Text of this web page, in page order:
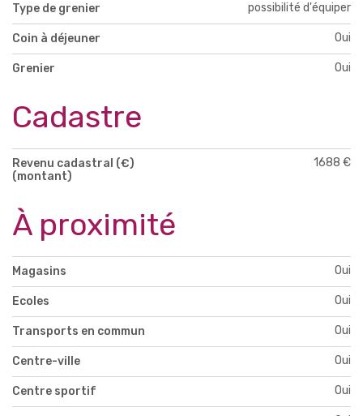
Type de grenier possibilité d'équiper
Coin à déjeuner Oui
Grenier Oui
Cadastre
Revenu cadastral (€)
(montant)
1688 €
À proximité
Magasins Oui
Ecoles Oui
Transports en commun Oui
Centre-ville Oui
Centre sportif Oui